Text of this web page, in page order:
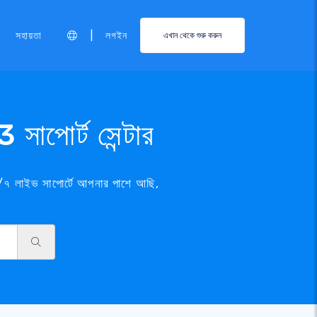
সহায়তা লগইন এখান থেকে শুরু করুন
সেন্টার
লাইভ সাপোর্টে আপনার পাশে আছি,